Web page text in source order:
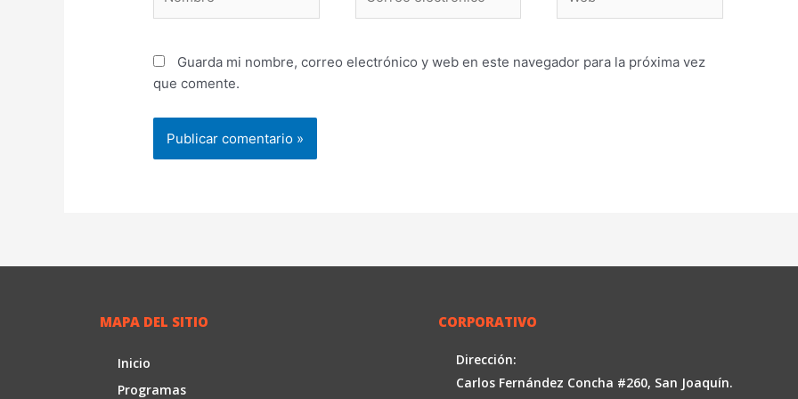
electrónico*
Guarda mi nombre, correo electrónico y web en este navegador para la próxima vez
que comente.
MAPA DEL SITIO
Inicio
Programas
CORPORATIVO
Dirección:
Carlos Fernández Concha #260, San Joaquín.